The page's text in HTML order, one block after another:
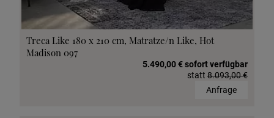
Treca Like 180 x 210 cm, Matratze/n Like, Hot
Madison 097
5.490,00 € sofort verfügbar
statt 8.093,00 €
Anfrage